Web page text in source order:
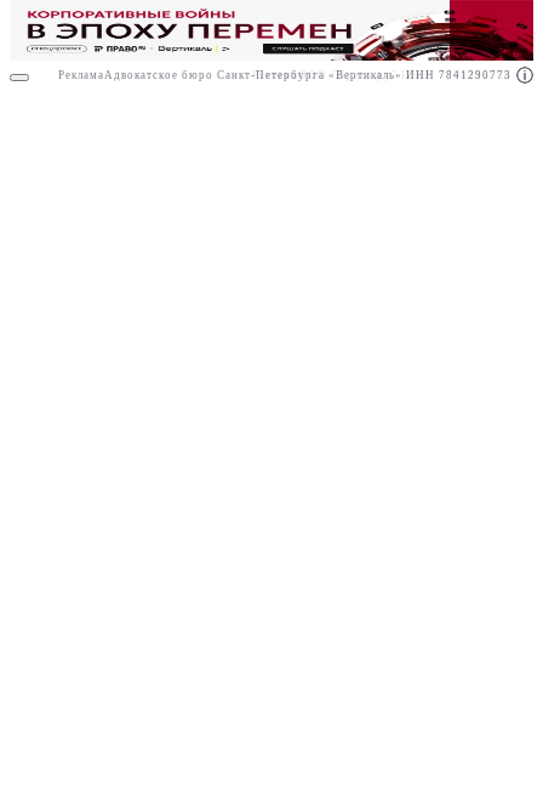
РекламаООО "Право.ру" ИНН: 7704835288
Реклама Адвокатское бюро Санкт-Петербурга «Вертикаль» ИНН 7841290773